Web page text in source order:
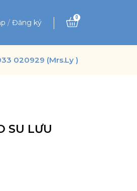
/ Đăng ký
0
020929 (Mrs.Ly )
SU LƯU